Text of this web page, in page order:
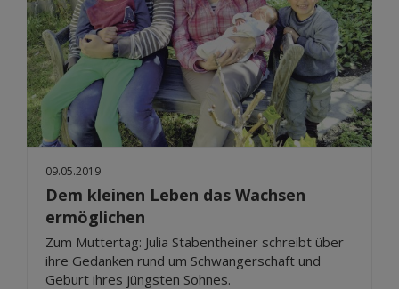
09.05.2019
Dem kleinen Leben das Wachsen
ermöglichen
Zum Muttertag: Julia Stabentheiner schreibt über
ihre Gedanken rund um Schwangerschaft und
Geburt ihres jüngsten Sohnes.